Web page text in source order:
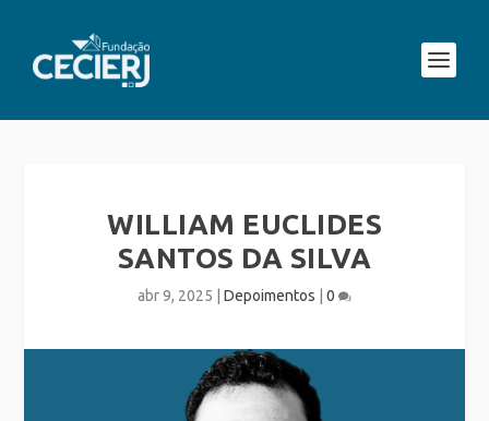
WILLIAM EUCLIDES
SANTOS DA SILVA
abr 9, 2025 Depoimentos 0